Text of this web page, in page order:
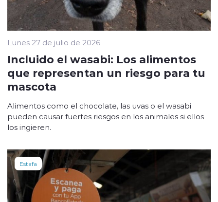
Lunes 27 de julio de 2026
Incluido el wasabi: Los alimentos
que representan un riesgo para tu
mascota
Alimentos como el chocolate, las uvas o el wasabi
pueden causar fuertes riesgos en los animales si ellos
los ingieren.
Estafa